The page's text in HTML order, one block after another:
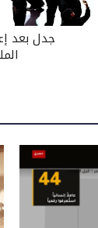
جدل بعد